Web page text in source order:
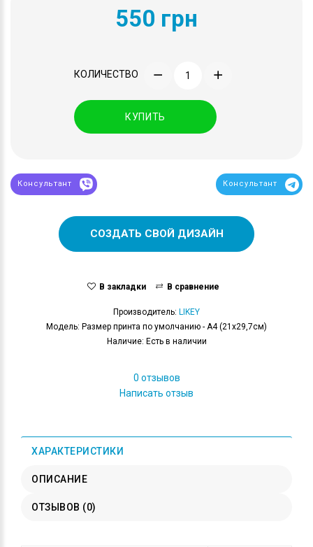
550 грн
КОЛИЧЕСТВО
КУПИТЬ
Консультант Консультант
СОЗДАТЬ СВОЙ ДИЗАЙН
В закладки В сравнение
Производитель: LIKEY
Модель: Размер принта по умолчанию - А4 (21x29,7см)
Наличие: Есть в наличии
0 отзывов
Написать отзыв
ХАРАКТЕРИСТИКИ
ОПИСАНИЕ
ОТЗЫВОВ (0)